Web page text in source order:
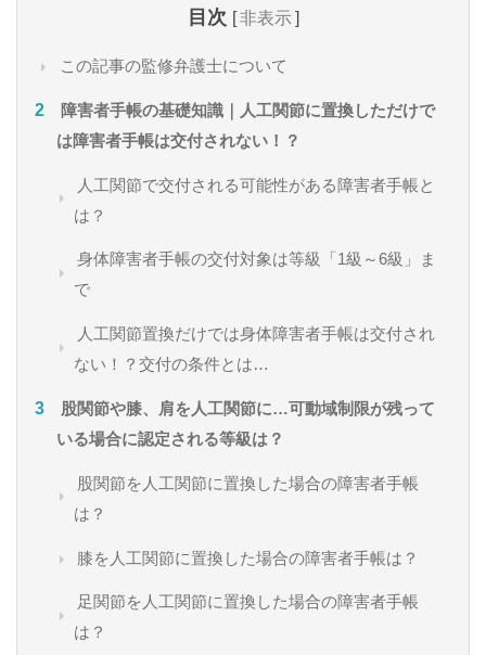
目次 [非表示]
この記事の監修弁護士について
障害者手帳の基礎知識｜人工関節に置換しただけで
は障害者手帳は交付されない！？
人工関節で交付される可能性がある障害者手帳と
は？
身体障害者手帳の交付対象は等級「1級～6級」ま
で
人工関節置換だけでは身体障害者手帳は交付され
ない！？交付の条件とは…
股関節や膝、肩を人工関節に…可動域制限が残って
いる場合に認定される等級は？
股関節を人工関節に置換した場合の障害者手帳
は？
膝を人工関節に置換した場合の障害者手帳は？
足関節を人工関節に置換した場合の障害者手帳
は？